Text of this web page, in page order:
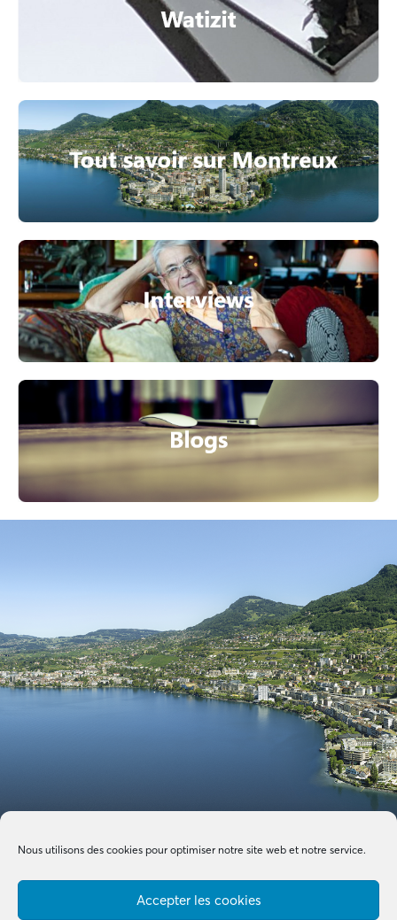
Nous utilisons des cookies pour optimiser notre site web et notre service.
Accepter les cookies